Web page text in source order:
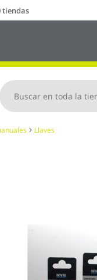
tiendas
Llaves